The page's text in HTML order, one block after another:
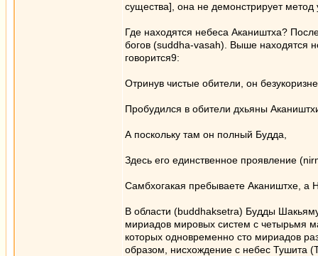
существа], она не демонстрирует метод
Где находятся небеса Акаништха?
богов (suddha-vasah). Выше находятся
говорится9:
Отринув чистые обители, он
Пробудился в обители дхьяны
А поскольку там он полный Будда,
Здесь его единственное проявление
Самбхогакая пребываете Акаништхе, а
В области (buddhaksetra) Будды
мириадов мировых систем с четырьмя
которых одновременно сто мириадов
образом, нисхождение с небес Тушита